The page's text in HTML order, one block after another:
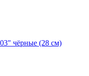
чёрные (28 см)